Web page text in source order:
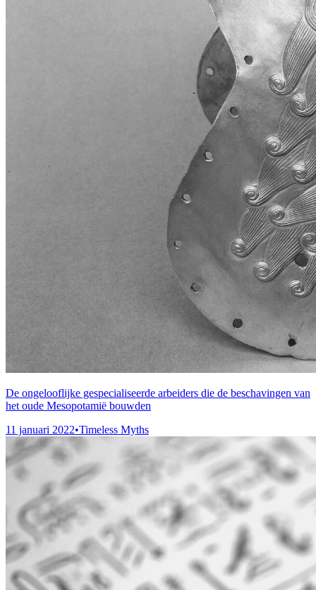
De ongelooflijke gespecialiseerde arbeiders die de beschavingen van
het oude Mesopotamië bouwden
11 januari 2022•Timeless Myths